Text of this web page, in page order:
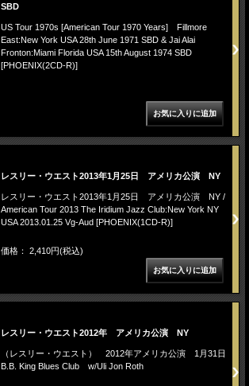
SBD
US Tour 1970s [American Tour 1970 Years] Fillmore
East:New York USA 28th June 1971 SBD & Jai Alai
Fronton:Miami Florida USA 15th August 1974 SBD
[PHOENIX(2CD-R)]
レスリー・ウエスト2013年1月25日 アメリカ公演 NY
レスリー・ウエスト2013年1月25日 アメリカ公演 NY /
American Tour 2013 The Iridium Jazz Club:New York NY
USA 2013.01.25 Vg-Aud [PHOENIX(1CD-R)]
価格： 2,410円(税込)
レスリー・ウエスト2012年 アメリカ公演 NY
（レスリー・ウエスト） 2012年アメリカ公演 1月31日
B.B. King Blues Club w/Uli Jon Roth